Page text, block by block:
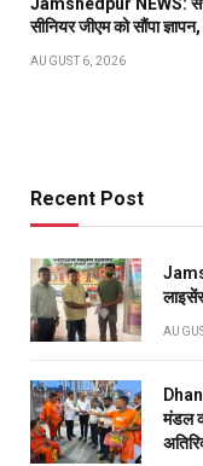
Jamshedpur NEWS:
सीनियर जीएम को सौंपा
AUGUST 6, 2026
Recent Post
मंडल